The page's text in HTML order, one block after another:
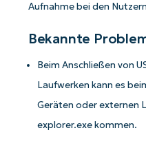
Aufnahme bei den
Bekannte
Beim Anschließen von
Laufwerken kann es
Geräten oder externen
explorer.exe kommen.